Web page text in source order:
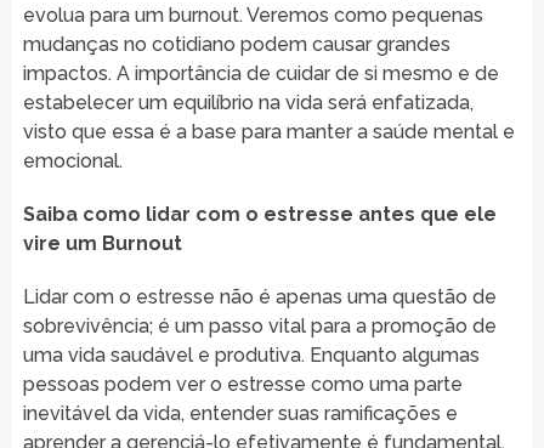
evolua para um burnout. Veremos como pequenas
mudanças no cotidiano podem causar grandes
impactos. A importância de cuidar de si mesmo e de
estabelecer um equilíbrio na vida será enfatizada,
visto que essa é a base para manter a saúde mental e
emocional.
Saiba como lidar com o estresse antes que ele
vire um Burnout
Lidar com o estresse não é apenas uma questão de
sobrevivência; é um passo vital para a promoção de
uma vida saudável e produtiva. Enquanto algumas
pessoas podem ver o estresse como uma parte
inevitável da vida, entender suas ramificações e
aprender a gerenciá-lo efetivamente é fundamental.